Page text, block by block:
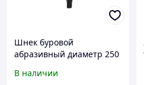
Шнек буровой
абразивный диаметр 250
ямобура, гидробура
В наличии